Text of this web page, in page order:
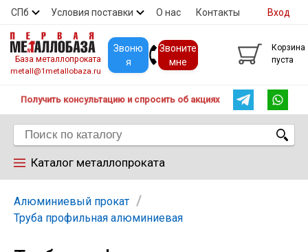
СПб Условия поставки О нас Контакты
Скидки Прайс Покупателям
Вход
База металлопроката
metall@1metallobaza.ru
Звоню
я
Звоните
мне
Корзина
пуста
Получить консультацию и спросить об акциях
Каталог металлопроката
Арматура
Алюминиевый прокат
Труба профильная алюминиевая